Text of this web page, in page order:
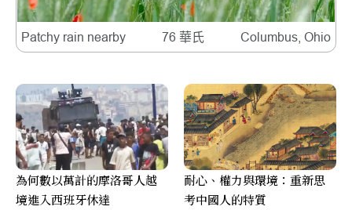
Patchy rain nearby 76 華氏 Columbus, Ohio
為何數以萬計的摩洛哥人越
境進入西班牙休達
耐心、權力與環境：重新思
考中國人的特質